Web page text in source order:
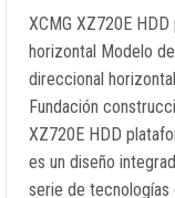
XCMG XZ720E
horizontal Modelo
direccional
Fundación
XZ720E HDD
es un diseño
serie de